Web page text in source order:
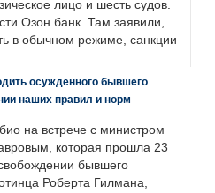
лицо и шесть судов.
Озон банк. Там заявили,
в обычном режиме, санкции
осужденного бывшего
наших правил и норм
на встрече с министром
которая прошла 23
бывшего
Роберта Гилмана,